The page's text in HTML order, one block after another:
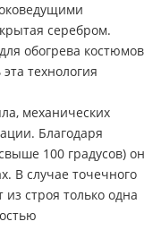
серебром.
обогрева костюмов
технология
механических
Благодаря
100 градусов) он
В случае точечного
строя только одна